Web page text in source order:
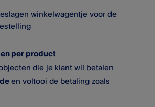
winkelwagentje voor de
per product
die je klant wil betalen
en voltooi de betaling zoals